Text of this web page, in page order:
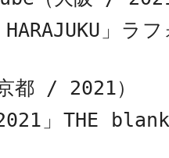
」ラ
都 / 2021）
」 THE blank